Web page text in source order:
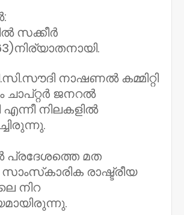
സക്കീർ
നാഷണൽ കമ്മിറ്റി
ചാപ്റ്റർ ജനറൽ
എന്നീ നിലകളിൽ
പ്രദേശത്തെ മത
രാഷ്ട്രീയ
നിറ